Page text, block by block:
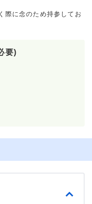
際に念のため持参してお
要)